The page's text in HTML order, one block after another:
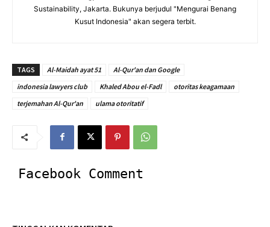
Sustainability, Jakarta. Bukunya berjudul "Mengurai Benang
Kusut Indonesia" akan segera terbit.
TAGS Al-Maidah ayat 51
Al-Qur'an dan Google
indonesia lawyers club
Khaled Abou el-Fadl
otoritas keagamaan
terjemahan Al-Qur'an
ulama otoritatif
Facebook Comment